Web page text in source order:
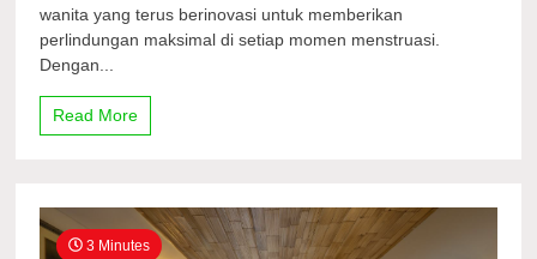
Laurier,
Perlindungan
wanita yang terus berinovasi untuk memberikan
perlindungan maksimal di setiap momen menstruasi.
Dengan...
Read More
3 Minutes